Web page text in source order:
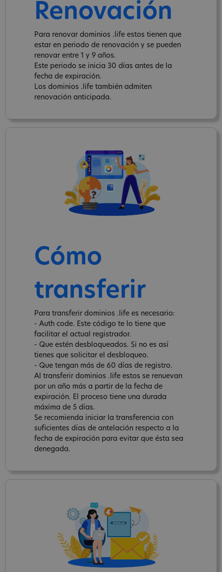
Renovación
Para renovar dominios .life estos tienen que
estar en periodo de renovación y se pueden
renovar entre 1 y 9 años.
Este periodo se inicia 30 días antes de la
fecha de expiración.
Los dominios .life también admiten
renovación anticipada.
Cómo
transferir
Para transferir dominios .life es necesario:
- Auth code. Este código te lo tiene que
facilitar el actual registrador.
- Que estén desbloqueados. Si no es así
tienes que solicitar el desbloqueo.
- Que tengan más de 60 días de registro.
Al transferir dominios .life estos se renuevan
por un año más a partir de la fecha de
expiración. El proceso tiene una durada
máxima de 5 días.
Se recomienda iniciar la transferencia con
suficientes días de antelación respecto a la
fecha de expiración para evitar que ésta sea
denegada.